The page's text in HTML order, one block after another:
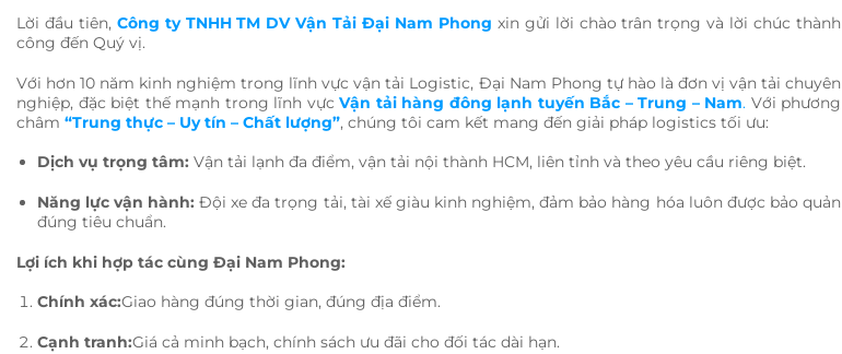
Lời đầu tiên, Công ty TNHH TM DV Vận Tải Đại Nam Phong xin gửi lời chào trân trọng và lời chúc thành
công đến Quý vị.
Với hơn 10 năm kinh nghiệm trong lĩnh vực vận tải Logistic, Đại Nam Phong tự hào là đơn vị vận tải chuyên
nghiệp, đặc biệt thế mạnh trong lĩnh vực Vận tải hàng đông lạnh tuyến Bắc – Trung – Nam. Với phương
châm “Trung thực – Uy tín – Chất lượng”, chúng tôi cam kết mang đến giải pháp logistics tối ưu:
Dịch vụ trọng tâm: Vận tải lạnh đa điểm, vận tải nội thành HCM, liên tỉnh và theo yêu cầu riêng biệt.
Năng lực vận hành: Đội xe đa trọng tải, tài xế giàu kinh nghiệm, đảm bảo hàng hóa luôn được bảo quản
đúng tiêu chuẩn.
Lợi ích khi hợp tác cùng Đại Nam Phong:
Chính xác:Giao hàng đúng thời gian, đúng địa điểm.
Cạnh tranh:Giá cả minh bạch, chính sách ưu đãi cho đối tác dài hạn.